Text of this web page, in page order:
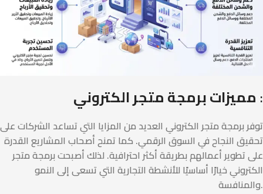
:
توفر برمجة متجر الكتروني العديد من المزايا التي تساعد الشركات على
تحقيق النجاح في السوق الرقمي. كما تمنح أصحاب المشاريع القدرة
على تطوير أعمالهم بطريقة أكثر احترافية. لذلك أصبحت برمجة متجر
الكتروني خيارًا أساسيًا للأنشطة التجارية التي تسعى إلى النمو
والمنافسة.